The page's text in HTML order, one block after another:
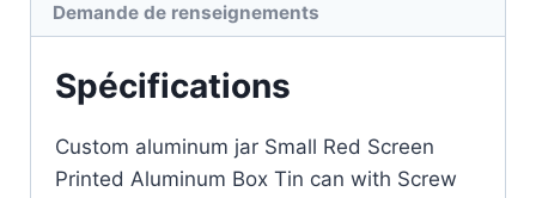
Demande de renseignements
Spécifications
Custom aluminum jar Small Red Screen
Printed Aluminum Box Tin can with Screw